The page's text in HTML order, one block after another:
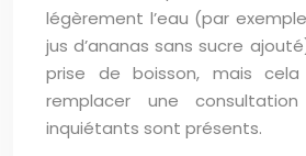
légèrement l’eau (par
jus d’ananas sans sucre
prise de boisson, mais
remplacer une
inquiétants sont présents.